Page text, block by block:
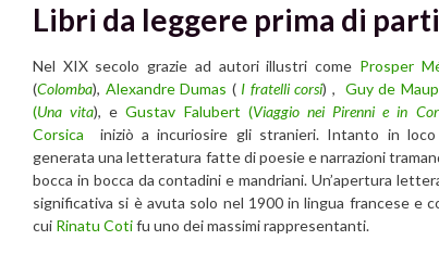
Libri da leggere prima di
Nel XIX secolo grazie ad autori illustri come Prosper
(Colomba), Alexandre Dumas ( I fratelli corsi) , Guy de
(Una vita), eGustav Falubert (Viaggio nei Pirenni e in
Corsica iniziò a incuriosire gli stranieri. Intanto in
generata una letteratura fatte di poesie e narrazioni
bocca in bocca da contadini e mandriani. Un’apertura
significativa si è avuta solo nel 1900 in lingua francese e
cui Rinatu Cotifu uno dei massimi rappresentanti.